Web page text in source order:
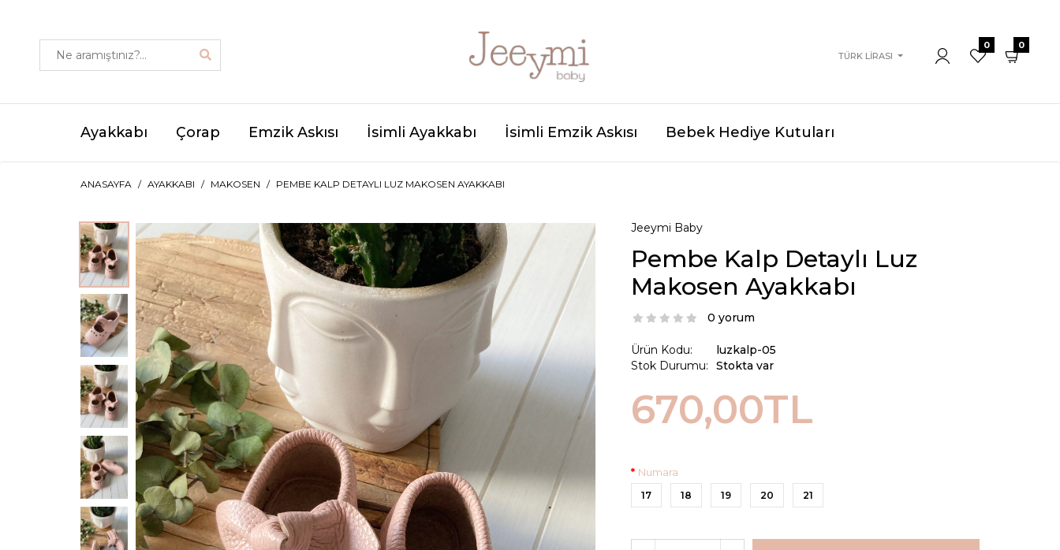
TÜRK LIRASI
0 0
Ayakkabı Çorap Emzik Askısı İsimli Ayakkabı İsimli Emzik Askısı Bebek Hediye Kutuları
ANASAYFA AYAKKABI MAKOSEN PEMBE KALP DETAYLI LUZ MAKOSEN AYAKKABI
Jeeymi Baby
Pembe Kalp Detaylı Luz
Makosen Ayakkabı
0 yorum
Ürün Kodu:
Stok Durumu:
luzkalp-05
Stokta var
670,00TL
Numara
17 18 19 20 21